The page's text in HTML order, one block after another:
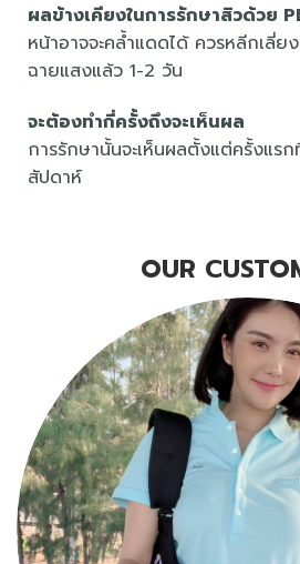
ผลข้างเคียงในการรักษาสิวด้วย
หน้าอาจจะคล้ำแดดได้ ควรหลีกเลี่
ฉายแสงแล้ว 1-2 วัน
จะต้องทำกี่ครั้งถึงจะเห็นผล
การรักษานั้นจะเห็นผลตั้งแต่ครั้งแร
สัปดาห์
OUR